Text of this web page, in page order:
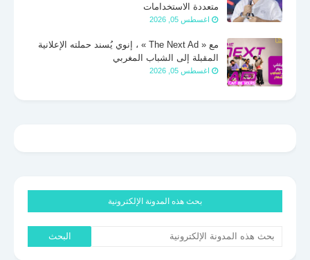
متعددة الاستخدامات
اغسطس 05, 2026
مع « The Next Ad » ، إنوي يُسند حملته الإعلانية
المقبلة إلى الشباب المغربي
اغسطس 05, 2026
بحث هذه المدونة الإلكترونية